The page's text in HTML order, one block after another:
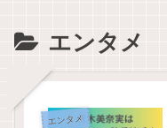
エンタメ
エンタメ